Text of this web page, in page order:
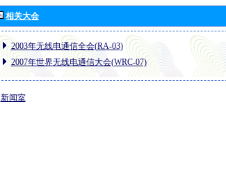
相关大会
2003年无线电通信全会(RA-03)
2007年世界无线电通信大会(WRC-07)
新闻室